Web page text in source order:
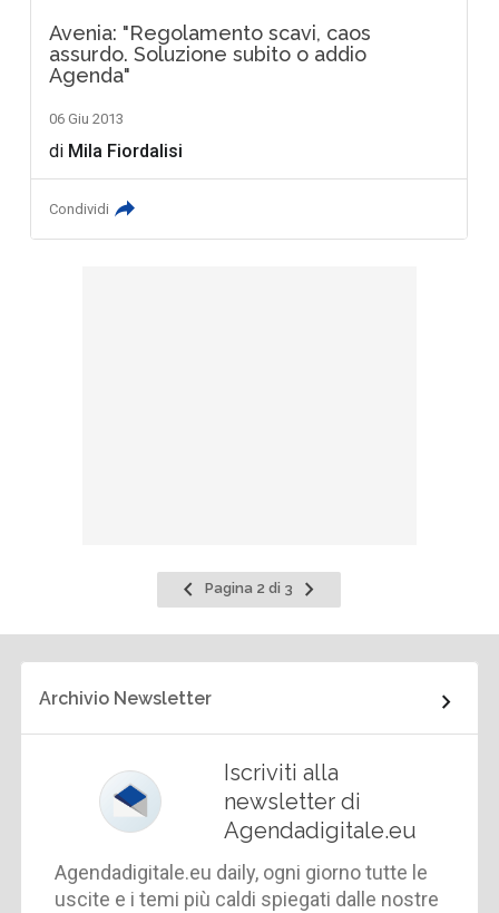
Avenia: "Regolamento scavi, caos
assurdo. Soluzione subito o addio
Agenda"
06 Giu 2013
di Mila Fiordalisi
Condividi
Pagina
precedente
Pagina 2 di 3
Pagina
successiva
Archivio Newsletter
Iscriviti alla
newsletter di
Agendadigitale.eu
Agendadigitale.eu daily, ogni giorno tutte le
uscite e i temi più caldi spiegati dalle nostre